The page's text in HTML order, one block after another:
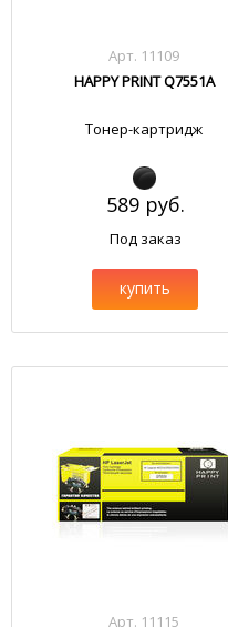
Арт. 11109
HAPPY PRINT Q7551A
Тонер-картридж
589 руб.
Под заказ
купить
Арт. 11115